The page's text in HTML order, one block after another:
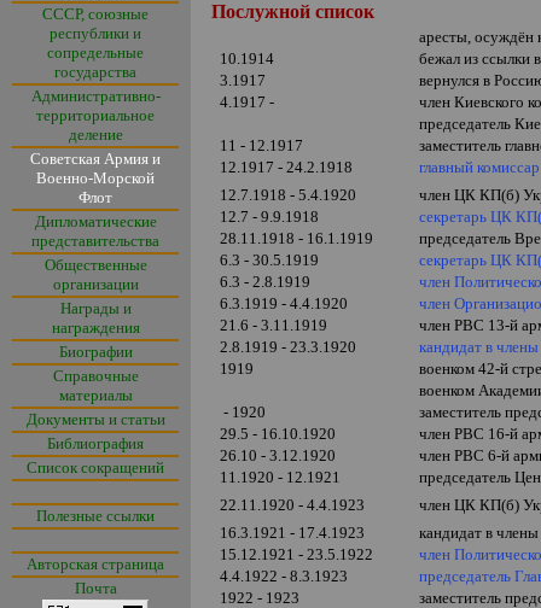
СССР, союзные
республики и
сопредельные
государства
Административно-
территориальное
деление
Советская Армия и
Военно-Морской
Флот
Дипломатические
представительства
Общественные
организации
Награды и
награждения
Биографии
Справочные
материалы
Документы и статьи
Библиография
Список сокращений
Полезные ссылки
Авторская страница
Почта
Послужной список
аресты, осуждён
10.1914
бежал из
3.1917
вернулся в
4.1917 -
член Киевского
председатель
11 - 12.1917
заместитель
12.1917 - 24.2.1918
главный
12.7.1918 - 5.4.1920
член ЦК КП(б)
12.7 - 9.9.1918
секретарь ЦК
28.11.1918 - 16.1.1919
председатель
6.3 - 30.5.1919
секретарь ЦК
6.3 - 2.8.1919
член
6.3.1919 - 4.4.1920
член
21.6 - 3.11.1919
член РВС 13-й
2.8.1919 - 23.3.1920
кандидат в
1919
военком 42-й
военком
- 1920
заместитель
29.5 - 16.10.1920
член РВС 16-й
26.10 - 3.12.1920
член РВС 6-й
11.1920 - 12.1921
председатель
22.11.1920 - 4.4.1923
член ЦК КП(б)
16.3.1921 - 17.4.1923
кандидат в
15.12.1921 - 23.5.1922
член
4.4.1922 - 8.3.1923
председатель
1922 - 1923
заместитель